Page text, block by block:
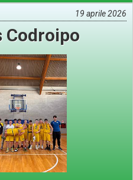
19 aprile 2026
Codroipo